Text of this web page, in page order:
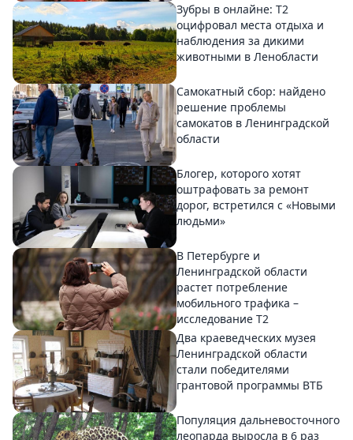
Зубры в онлайне: Т2
оцифровал места отдыха и
наблюдения за дикими
животными в Ленобласти
Самокатный сбор: найдено
решение проблемы
самокатов в Ленинградской
области
Блогер, которого хотят
оштрафовать за ремонт
дорог, встретился с «Новыми
людьми»
В Петербурге и
Ленинградской области
растет потребление
мобильного трафика –
исследование T2
Два краеведческих музея
Ленинградской области
стали победителями
грантовой программы ВТБ
Популяция дальневосточного
леопарда выросла в 6 раз